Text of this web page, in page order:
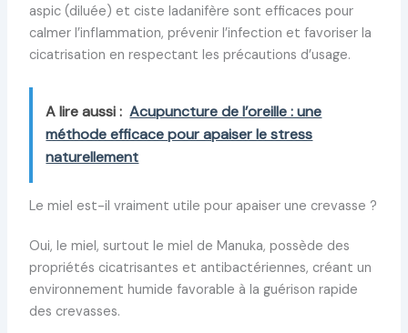
aspic (diluée) et ciste ladanifère sont efficaces pour
calmer l’inflammation, prévenir l’infection et favoriser la
cicatrisation en respectant les précautions d’usage.
A lire aussi : Acupuncture de l’oreille : une
méthode efficace pour apaiser le stress
naturellement
Le miel est-il vraiment utile pour apaiser une crevasse ?
Oui, le miel, surtout le miel de Manuka, possède des
propriétés cicatrisantes et antibactériennes, créant un
environnement humide favorable à la guérison rapide
des crevasses.